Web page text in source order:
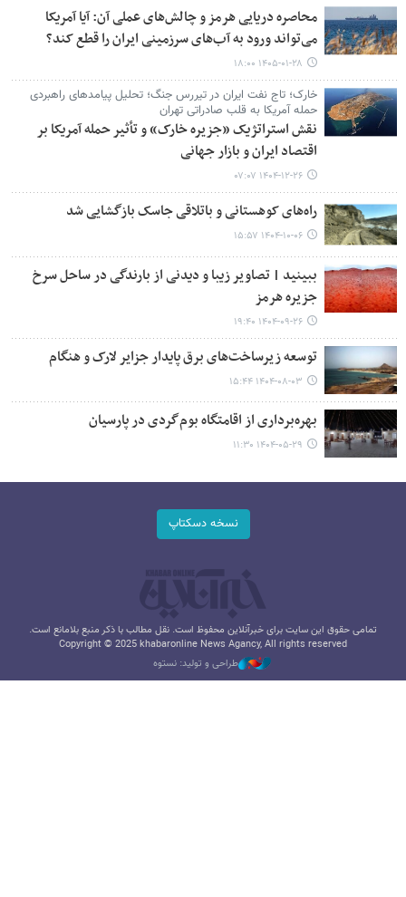
محاصره دریایی هرمز و چالش‌های عملی آن: آیا آمریکا
می‌تواند ورود به آب‌های سرزمینی ایران را قطع کند؟
۱۴۰۵-۰۱-۲۸ ۱۸:۰۰
خارک؛ تاج نفت ایران در تیررس جنگ؛ تحلیل پیامدهای راهبردی
حمله آمریکا به قلب صادراتی تهران
نقش استراتژیک «جزیره خارک» و تأثیر حمله آمریکا بر
اقتصاد ایران و بازار جهانی
۱۴۰۴-۱۲-۲۶ ۰۷:۰۷
راه‌های کوهستانی و باتلاقی جاسک بازگشایی شد
۱۴۰۴-۱۰-۰۶ ۱۵:۵۷
ببینید | تصاویر زیبا و دیدنی از بارندگی در ساحل سرخ
جزیره‌ هرمز
۱۴۰۴-۰۹-۲۶ ۱۹:۴۰
توسعه زیرساخت‌های برق پایدار جزایر لارک و هنگام
۱۴۰۴-۰۸-۰۳ ۱۵:۴۴
بهره‌برداری از اقامتگاه بوم‌گردی در پارسیان
۱۴۰۴-۰۵-۲۹ ۱۱:۳۰
نسخه دسکتاپ
تمامی حقوق این سایت برای خبرآنلاین محفوظ است. نقل مطالب با ذکر منبع بلامانع است.
Copyright © 2025 khabaronline News Agancy, All rights reserved
طراحی و تولید: نستوه